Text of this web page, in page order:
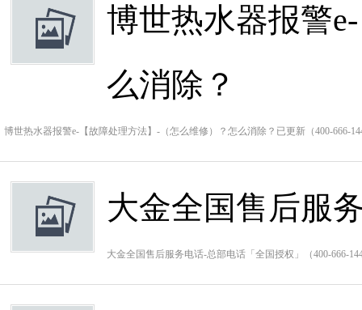
博世热水器报警
么消除？
博世热水器报警e-【故障处理方法】-（怎么维修）？怎么消除？已更新（400-666-
大金全国售后服
大金全国售后服务电话-总部电话「全国授权」（400-666-